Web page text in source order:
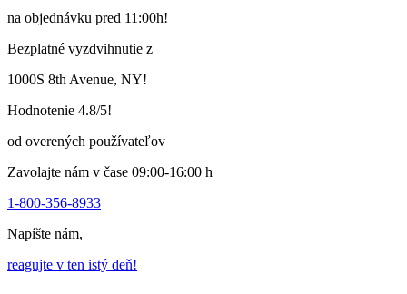
variantov.
si
vybrať
stránke
produktu
na objednávku pred 11:00h!
Bezplatné vyzdvihnutie z
1000S 8th Avenue, NY!
Hodnotenie 4.8/5!
od overených používateľov
Zavolajte nám v čase 09:00-16:00 h
1-800-356-8933
Napíšte nám,
reagujte v ten istý deň!